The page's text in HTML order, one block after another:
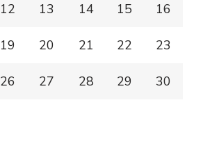
12 13 14 15 16
19 20 21 22 23
26 27 28 29 30